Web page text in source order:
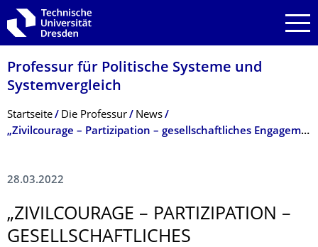
Zur Hauptnavigation springen
Zur Suche springen
Zum Inhalt springen
Professur für Politische Systeme und
Systemvergleich
Breadcrumb-Menü
Startseite Die Professur
News
„Zivilcourage – Partizipation – gesellschaftliches Engagement“ - Deutsch-tschechischer Universitäts­workshop
28.03.2022
„ZIVILCOURAGE – PARTIZIPATION –
GESELLSCHAFTLI­CHES